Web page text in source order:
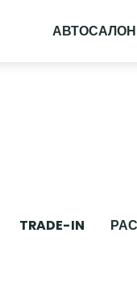
TRADE-IN